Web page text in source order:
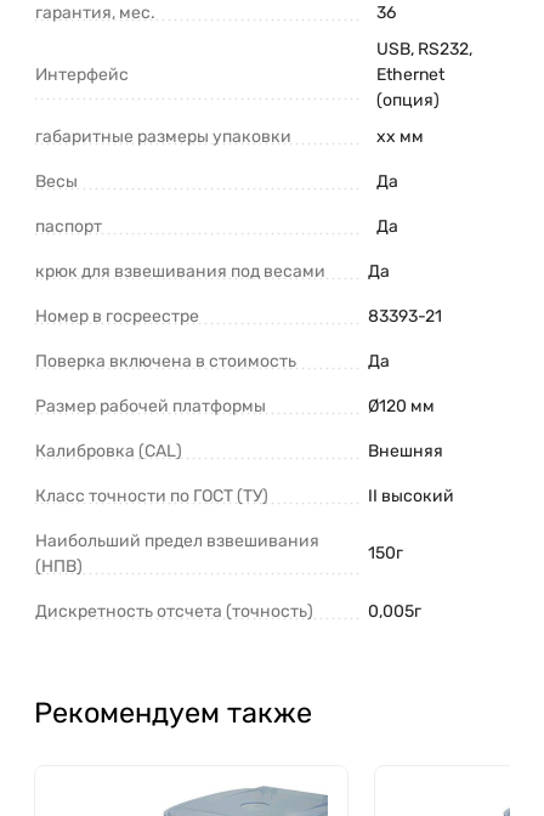
гарантия, мес. 36
Интерфейс
USB, RS232,
Ethernet
(опция)
габаритные размеры упаковки
xx мм
Весы Да
паспорт Да
крюк для взвешивания под весами Да
Номер в госреестре 83393-21
Поверка включена в стоимость Да
Размер рабочей платформы Ø120 мм
Калибровка (CAL) Внешняя
Класс точности по ГОСТ (ТУ) II высокий
Наибольший предел взвешивания
(НПВ)
150г
Дискретность отсчета (точность) 0,005г
Рекомендуем также